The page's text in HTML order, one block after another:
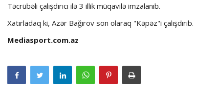
Təcrübəli çalışdırıcı ilə 3 illik müqavilə imzalanıb.
Xatırladaq ki, Azər Bağırov son olaraq "Kəpəz"i çalışdırıb.
Mediasport.com.az